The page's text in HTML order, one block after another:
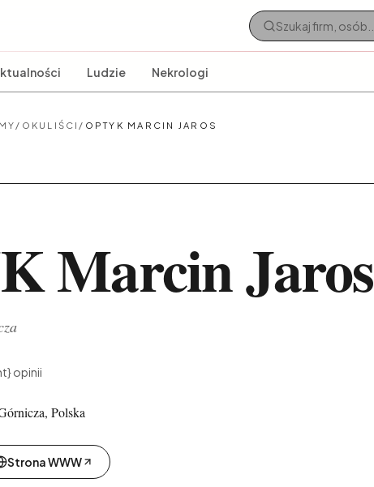
Ludzie Nekrologi
/ OKULIŚCI / OPTYK MARCIN JAROS
Marcin Jaros
opinii
Polska
Strona WWW